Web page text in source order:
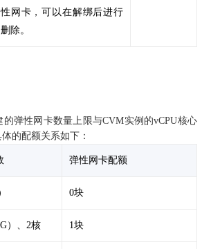
性网卡，可以在解绑后进行
删除。
弹性网卡数量上限与CVM实例的vCPU核心
的配额关系如下：
弹性网卡配额
0块
）、2核 1块